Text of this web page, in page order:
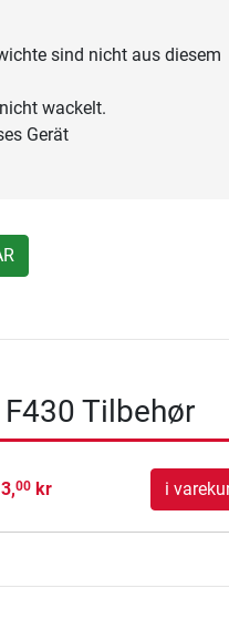
sind nicht aus diesem
wackelt.
Gerät
Tilbehør
00kr i